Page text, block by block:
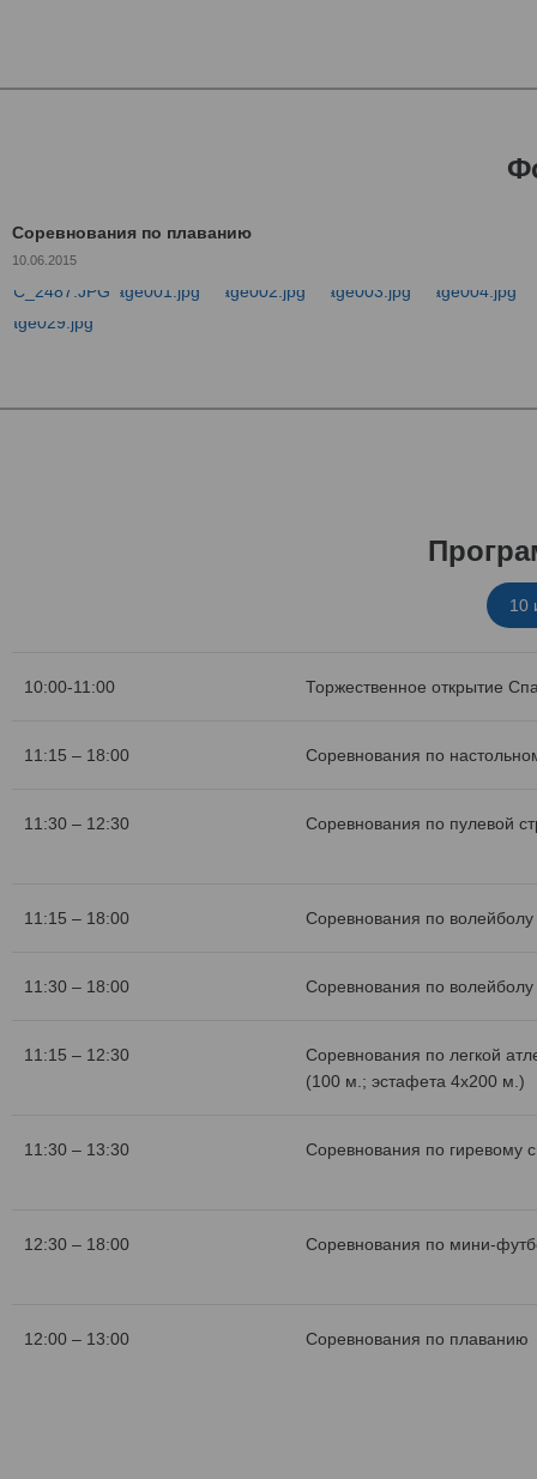
Соревнования по плаванию
10.06.2015
10
10:00-11:00 Торжественное открытие
11:15 – 18:00 Соревнования по
11:30 – 12:30 Соревнования по пулевой
11:15 – 18:00 Соревнования по
11:30 – 18:00 Соревнования по
11:15 – 12:30
Соревнования по легкой
(100 м.; эстафета 4х200 м.)
11:30 – 13:30 Соревнования по гиревому
12:30 – 18:00 Соревнования по мини-
12:00 – 13:00 Соревнования по плаванию